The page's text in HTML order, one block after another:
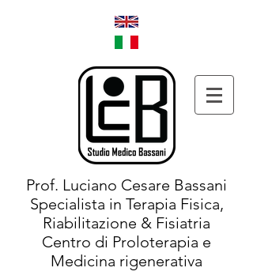
Prof. Luciano Cesare Bassani
Specialista in Terapia Fisica,
Riabilitazione & Fisiatria
Centro di Proloterapia e
Medicina rigenerativa